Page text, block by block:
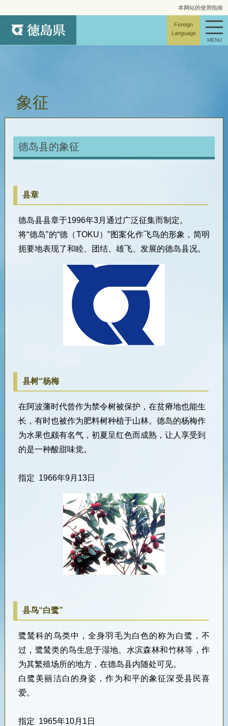
网站地图
本网站的使用指南
Foreign
Language
MENU
象征
德岛县的象征
县章
德岛县县章于1996年3月通过广泛征集而制定。
将“德岛”的“德（TOKU）”图案化作飞鸟的形象，简明
扼要地表现了和睦、团结、雄飞、发展的德岛县况。
县树“杨梅
在阿波藩时代曾作为禁令树被保护，在贫瘠地也能生
长，有时也被作为肥料树种植于山林。德岛的杨梅作
为水果也颇有名气，初夏呈红色而成熟，让人享受到
的是一种酸甜味觉。
指定 1966年9月 13日
县鸟“白鹭”
鹭鸶科的鸟类中，全身羽毛为白色的称为白鹭，不
过，鹭鸶类的鸟生息于湿地、水滨森林和竹林等，作
为其繁殖场所的地方，在德岛县内随处可见。
白鹭美丽洁白的身姿，作为和平的象征深受县民喜
爱。
指定 1965年10月 1 日